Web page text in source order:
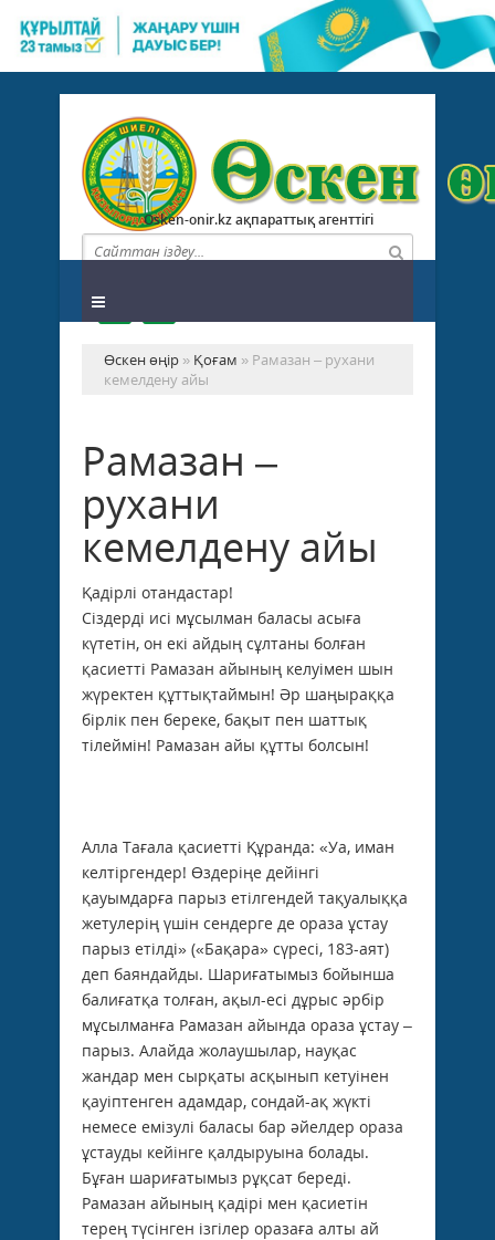
Osken-onir.kz ақпараттық агенттігі
Өскен өңір » Қоғам » Рамазан – рухани
кемелдену айы
Рамазан –
рухани
кемелдену айы
Қадірлі отандастар!
Сіздерді исі мұсылман баласы асыға
күтетін, он екі айдың сұлтаны болған
қасиетті Рамазан айының келуімен шын
жүректен құттықтаймын! Әр шаңыраққа
бірлік пен береке, бақыт пен шаттық
тілеймін! Рамазан айы құтты болсын!
Алла Тағала қасиетті Құранда: «Уа, иман
келтіргендер! Өздеріңе дейінгі
қауымдарға парыз етілгендей тақуалыққа
жетулерің үшін сендерге де ораза ұстау
парыз етілді» («Бақара» сүресі, 183-аят)
деп баян­дайды. Шариғатымыз бойынша
балиғатқа толған, ақыл-есі дұрыс әрбір
мұсылманға Рамазан айында ораза ұстау –
парыз. Алайда жолаушылар, науқас
жандар мен сырқаты асқынып кетуінен
қауіптенген адамдар, сондай-ақ жүкті
немесе емізулі баласы бар әйелдер ораза
ұстауды кейінге қалдыруына болады.
Бұған шариғатымыз рұқсат береді.
Рамазан айының қадірі мен қасиетін
терең түсінген ізгілер ораза­ға алты ай